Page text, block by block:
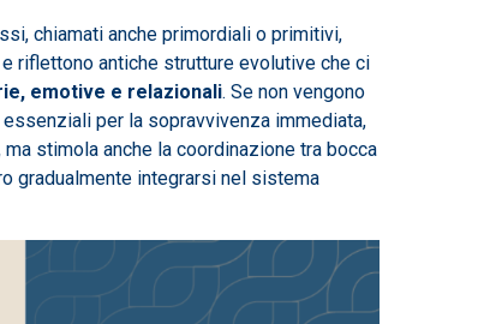
chiamati anche primordiali o primitivi,
riflettono antiche strutture evolutive che ci
emotive e relazionali. Se non vengono
per la sopravvivenza immediata,
ma stimola anche la coordinazione tra bocca
gradualmente integrarsi nel sistema